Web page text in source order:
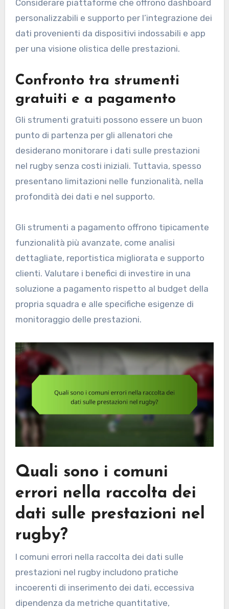
Considerare piattaforme che offrono dashboard
personalizzabili e supporto per l’integrazione dei
dati provenienti da dispositivi indossabili e app
per una visione olistica delle prestazioni.
Confronto tra strumenti
gratuiti e a pagamento
Gli strumenti gratuiti possono essere un buon
punto di partenza per gli allenatori che
desiderano monitorare i dati sulle prestazioni
nel rugby senza costi iniziali. Tuttavia, spesso
presentano limitazioni nelle funzionalità, nella
profondità dei dati e nel supporto.
Gli strumenti a pagamento offrono tipicamente
funzionalità più avanzate, come analisi
dettagliate, reportistica migliorata e supporto
clienti. Valutare i benefici di investire in una
soluzione a pagamento rispetto al budget della
propria squadra e alle specifiche esigenze di
monitoraggio delle prestazioni.
Quali sono i comuni
errori nella raccolta dei
dati sulle prestazioni nel
rugby?
I comuni errori nella raccolta dei dati sulle
prestazioni nel rugby includono pratiche
incoerenti di inserimento dei dati, eccessiva
dipendenza da metriche quantitative,